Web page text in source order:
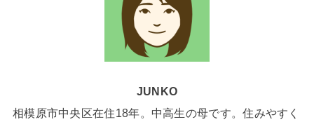
JUNKO
相模原市中央区在住18年。中高生の母です。住みやすく